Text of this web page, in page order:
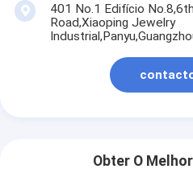
401 No.1 Edifício
Road,Xiaoping Jewelry
Obter O